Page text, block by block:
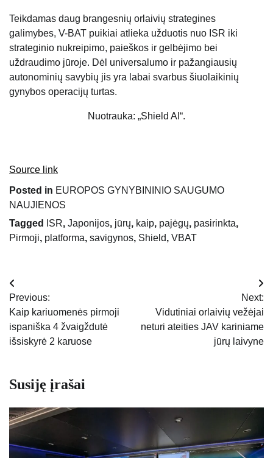
Teikdamas daug brangesnių orlaivių strategines
galimybes, V-BAT puikiai atlieka užduotis nuo ISR iki
strateginio nukreipimo, paieškos ir gelbėjimo bei
uždraudimo jūroje. Dėl universalumo ir pažangiausių
autonominių savybių jis yra labai svarbus šiuolaikinių
gynybos operacijų turtas.
Nuotrauka: „Shield AI“.
Source link
Posted in EUROPOS GYNYBININIO SAUGUMO
NAUJIENOS
Tagged
ISR, Japonijos, jūrų, kaip, pajėgų, pasirinkta,
Pirmoji, platforma, savigynos, Shield, VBAT
Navigacija
tarp
įrašų
Previous:
Kaip kariuomenės pirmoji
ispaniška 4 žvaigždutė
išsiskyrė 2 karuose
Next:
Vidutiniai orlaivių vežėjai
neturi ateities JAV kariniame
jūrų laivyne
Susiję įrašai